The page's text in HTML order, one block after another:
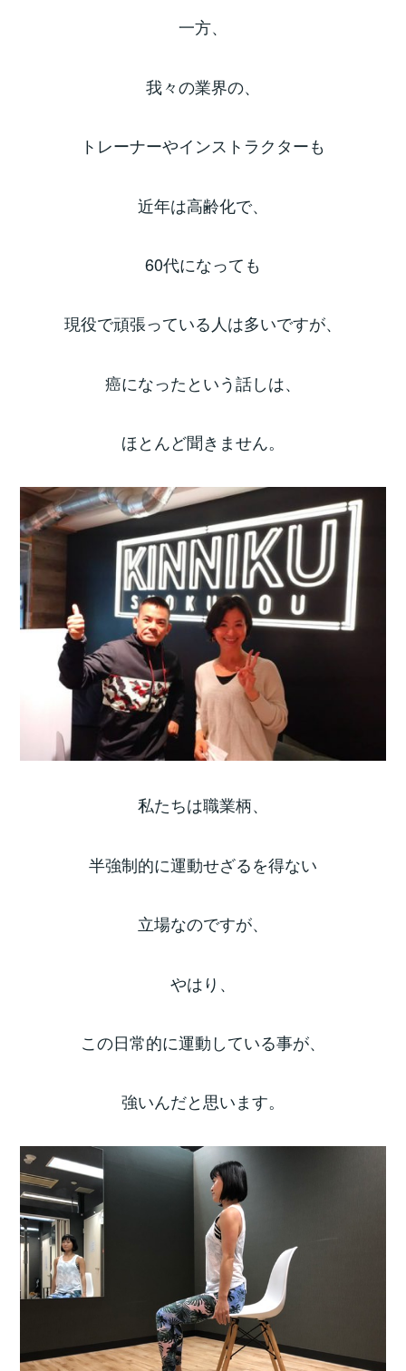
一方、
我々の業界の、
トレーナーやインストラクターも
近年は高齢化で、
60代になっても
現役で頑張っている人は多いですが、
癌になったという話しは、
ほとんど聞きません。
私たちは職業柄、
半強制的に運動せざるを得ない
立場なのですが、
やはり、
この日常的に運動している事が、
強いんだと思います。